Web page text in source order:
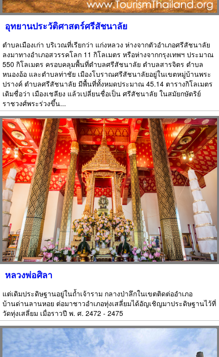
อุทยานประวัติศาสตร์ศรีสัชนาลัย
ตำบลเมืองเก่า บริเวณที่เรียกว่า แก่งหลวง ห่างจากตัวอำเภอศรีสัชนาลัย
ลงมาทางอำเภอสวรรคโลก 11 กิโลเมตร หรือห่างจากกรุงเทพฯ ประมาณ
550 กิโลเมตร ครอบคลุมพื้นที่ตำบลศรีสัชนาลัย ตำบลสารจิตร ตำบล
หนองอ้อ และตำบลท่าชัย เมืองโบราณศรีสัชนาลัยอยู่ในเขตหมู่บ้านพระ
ปรางค์ ตำบลศรีสัชนาลัย มีพื้นที่ทั้งหมดประมาณ 45.14 ตารางกิโลเมตร
เดิมชื่อว่า เมืองเชลียง แล้วเปลี่ยนชื่อเป็น ศรีสัชนาลัย ในสมัยกษัตริย์
ราชวงศ์พระร่วงขึ้น...
หลวงพ่อศิลา
แต่เดิมประดิษฐานอยู่ในถ้ำเจ้าราม กลางป่าลึกในเขตติดต่ออำเภอ
บ้านด่านลานหอย ต่อมาชาวอำเภอทุ่งเสลี่ยมได้อัญเชิญมาประดิษฐานไว้ที่
วัดทุ่งเสลี่ยม เมื่อราวปี พ. ศ. 2472 - 2475